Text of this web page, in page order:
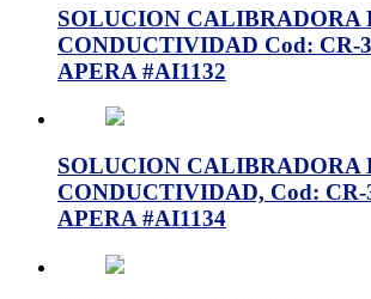
SOLUCION CALIBRADORA
CONDUCTIVIDAD Cod: CR-
APERA #AI1132
SOLUCION CALIBRADORA
CONDUCTIVIDAD, Cod: CR-
APERA #AI1134